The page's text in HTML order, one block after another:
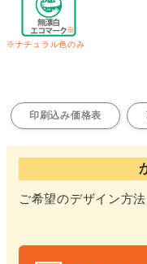
ご希望のデザイン方
印刷込み価格表
※ナチュラル色のみ